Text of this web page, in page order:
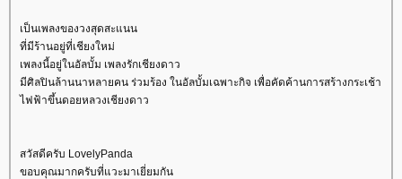
เป็นเพลงของวงสุดสะแนน
ที่มีร้านอยู่ที่เชียงใหม่
เพลงนี้อยู่ในอัลบั้ม เพลงรักเชียงดาว
มีศิลปินล้านนาหลายคน ร่วมร้อง ในอัลบั้มเฉพาะกิจ เพื่อคัดค้านการสร้างกระเช้า
ไฟฟ้าขึ้นดอยหลวงเชียงดาว
สวัสดีครับ LovelyPanda
ขอบคุณมากครับที่แวะมาเยี่ยมกัน